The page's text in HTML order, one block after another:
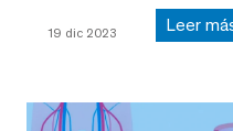
19 dic 2023 Leer